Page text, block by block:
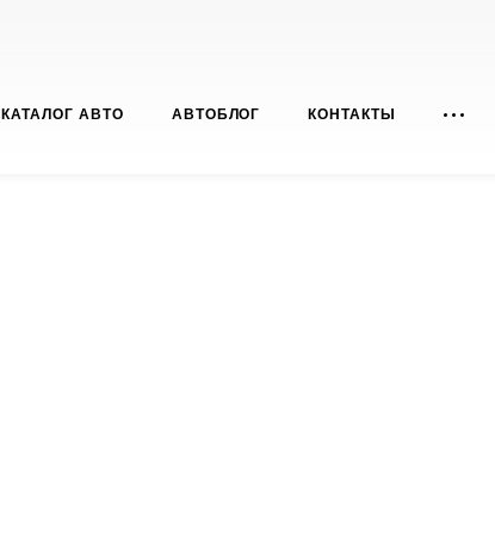
КАТАЛОГ АВТО АВТОБЛОГ КОНТАКТЫ